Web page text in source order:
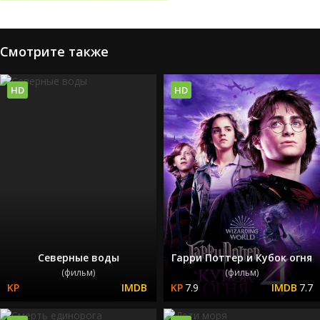
Смотрите также
Северные воды
(фильм)
HD
Гарри Поттер и Кубок огня
(фильм)
7.9 7.7
HD